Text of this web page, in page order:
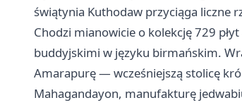
świątynia Kuthodaw przyciąga liczne
Chodzi mianowicie o kolekcję 729
buddyjskimi w języku birmańskim.
Amarapurę — wcześniejszą stolicę
Mahagandayon, manufakturę